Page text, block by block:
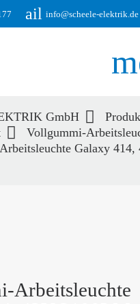
email info@scheele-elektrik.de
GmbH
Vollgummi-
Galaxy 414,
Arbeitsleuchte